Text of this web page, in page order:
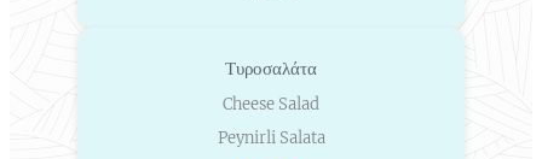
Τυροσαλάτα
Cheese Salad
Peynirli Salata